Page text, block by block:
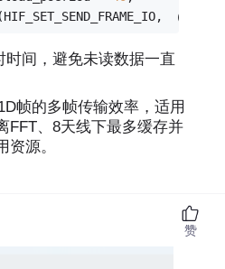
（
间，避免未读数据一直
帧的多帧传输效率，适用
FFT、8天线下最多缓存并
资源。
赞